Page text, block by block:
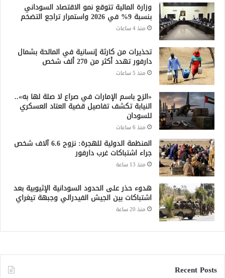
وزارة المالية تتوقع نمو الاقتصاد السوداني
بنسبة 9% في 2026 واستمرار تراجع التضخم
منذ 4 ساعات
تحذيرات من كارثة إنسانية في المالحة بشمال
دارفور تهدد أكثر من 270 ألف شخص
منذ 5 ساعات
«الزج باسم الإمارات في صراع لا صلة لها به»..
النيابة تكشف تفاصيل قضية العتاد العسكري
للسودان
منذ 6 ساعات
المنظمة الدولية للهجرة: نزوح 6.6 آلاف شخص
جراء اشتباكات غرب دارفور
منذ 13 ساعة
هدوء حذر على الحدود السودانية الإثيوبية بعد
اشتباكات بين الجيش الفيدرالي وجبهة تيغراي
منذ 20 ساعة
Recent Posts